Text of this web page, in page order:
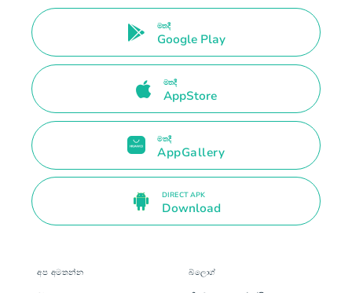
මතදී
Google Play
මතදී
AppStore
මතදී
AppGallery
DIRECT APK
Download
අප අමතන්න බ්ලොග්